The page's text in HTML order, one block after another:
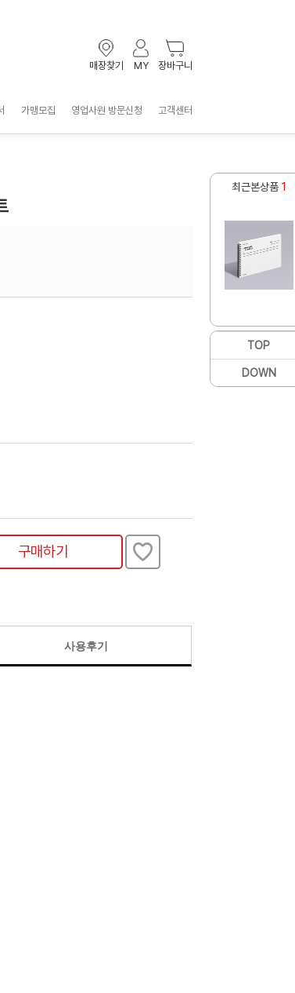
매장찾기 MY 장바구니
가맹모집 영업사원 방문신청 고객센터
구매하기
사용후기
최근본상품 1
TOP
DOWN